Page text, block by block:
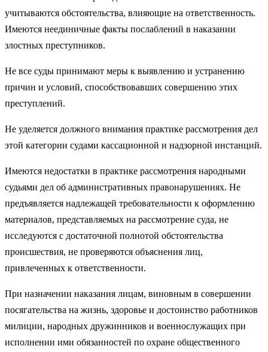
учитываются обстоятельства, влияющие на ответственность.
Имеются неединичные факты послаблений в наказании
злостных преступников.
Не все суды принимают меры к выявлению и устранению
причин и условий, способствовавших совершению этих
преступлений.
Не уделяется должного внимания практике рассмотрения дел
этой категории судами кассационной и надзорной инстанций.
Имеются недостатки в практике рассмотрения народными
судьями дел об административных правонарушениях. Не
предъявляется надлежащей требовательности к оформлению
материалов, представляемых на рассмотрение суда, не
исследуются с достаточной полнотой обстоятельства
происшествия, не проверяются объяснения лиц,
привлеченных к ответственности.
При назначении наказания лицам, виновным в совершении
посягательства на жизнь, здоровье и достоинство работников
милиции, народных дружинников и военнослужащих при
исполнении ими обязанностей по охране общественного